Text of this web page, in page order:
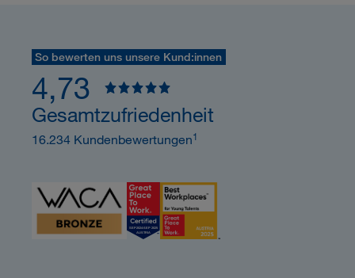
So bewerten uns unsere Kund:innen
4,73
Gesamtzufriedenheit
16.234 Kundenbewertungen1